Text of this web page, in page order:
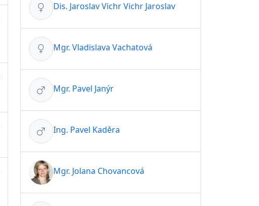
Dis. Jaroslav Vichr Vichr Jaroslav
Mgr. Vladislava Vachatová
Mgr. Pavel Janýr
Ing. Pavel Kaděra
Mgr. Jolana Chovancová